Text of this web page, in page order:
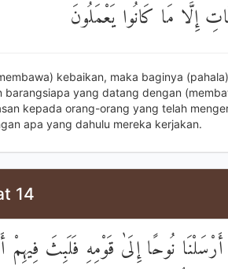
إِلَّا مَا كَانُوا يَعْمَلُونَ
kebaikan, maka baginya
yang datang dengan
kepada orang-orang yang telah
apa yang dahulu mereka kerjakan.
14
نُوحًا إِلَىٰ قَوْمِهِ فَلَبِثَ